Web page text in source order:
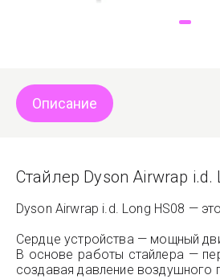
Описание
Стайлер Dyson Airwrap
Dyson Airwrap i.d. Long HS08 —
Сердце устройства — мощный
В основе работы стайлера —
создавая давление воздушного